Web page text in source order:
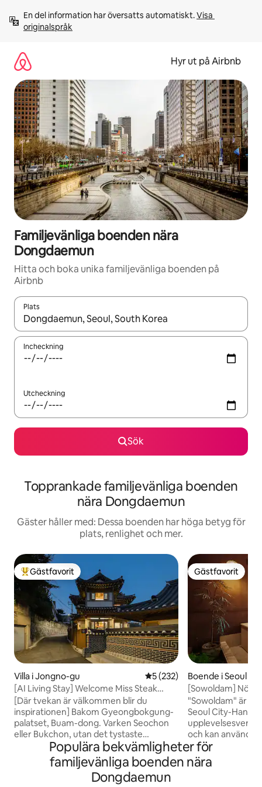
innehåll
En del information har översatts automatiskt. Visa
originalspråk
Hyr ut på Airbnb
Familjevänliga boenden nära
Dongdaemun
Hitta och boka unika familjevänliga boenden på
Airbnb
Plats
När resultaten är tillgängliga kan du navigera med upp- och
Incheckning
Utcheckning
Sök
Topprankade familjevänliga boenden
nära Dongdaemun
Gäster håller med: Dessa boenden har höga betyg för
plats, renlighet och mer.
Populär gästfavorit
Gästfavorit
Villa i Jongno-gu 5 av 5 i genomsnittligt
5 (232)
[AI Living Stay] Welcome Miss Steak
House - Hanok-boende i ett fristående
hus i Buam-dong, Jongno
[Där tvekan är välkommen blir du
inspirationen] Bakom Gyeongbokgung-
palatset, Buam-dong. Varken Seochon
eller Bukchon, utan det tystaste
grannskapet i Seoul. Längst ut i gränden
fanns ett privat hanok-hus. Platsen där
Anpyeongdaegun, prinsen av Joseon,
bodde. Ovanpå de femhundra åren, ett
Gästfavorit
Gästfavorit
Boende i Seoul
[Sowoldam]
Njut av en privat
med Hinokki-
"Sowoldam" är
Seoul City-Hanok-
och kan
utlänningar.☺️ Du kan läka medan du
tittar på den
(cypressbadkar).
Populära bekvämligheter för
familjevänliga boenden nära
Dongdaemun